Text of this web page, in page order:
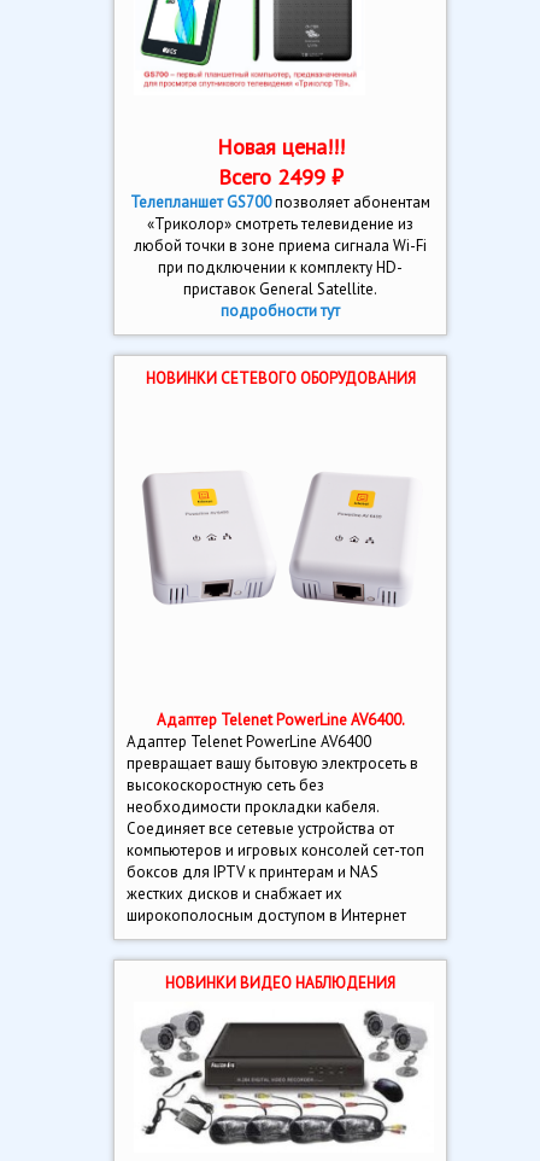
Новая цена!!!
Всего 2499 ₽
Телепланшет GS700позволяет абонентам
«Триколор» смотреть телевидение из
любой точки в зоне приема сигнала Wi-Fi
при подключении к комплекту HD-
приставок General Satellite.
подробности тут
НОВИНКИ СЕТЕВОГО ОБОРУДОВАНИЯ
Адаптер Telenet PowerLine AV6400.
Адаптер Telenet PowerLine AV6400
превращает вашу бытовую электросеть в
высокоскоростную сеть без
необходимости прокладки кабеля.
Соединяет все сетевые устройства от
компьютеров и игровых консолей сет-топ
боксов для IPTV к принтерам и NAS
жестких дисков и снабжает их
широкополосным доступом в Интернет
НОВИНКИ ВИДЕО НАБЛЮДЕНИЯ